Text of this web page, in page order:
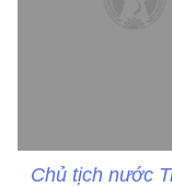
Chủ tịch nước